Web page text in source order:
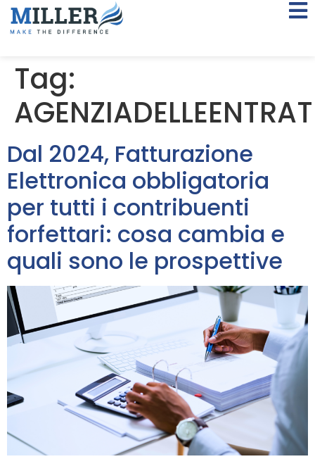
Tag:
Dal 2024, Fatturazione
Elettronica obbligatoria
per tutti i contribuenti
forfettari: cosa cambia e
quali sono le prospettive